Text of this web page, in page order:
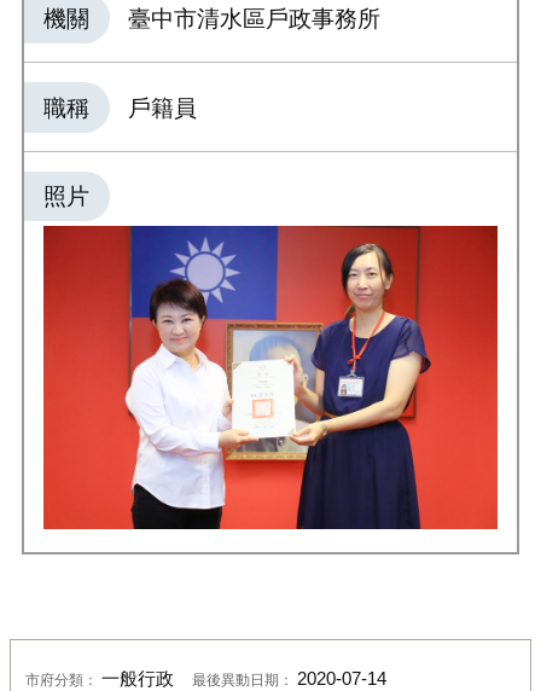
機關 臺中市清水區戶政事務所
職稱 戶籍員
照片
市府分類： 一般行政 最後異動日期： 2020-07-14